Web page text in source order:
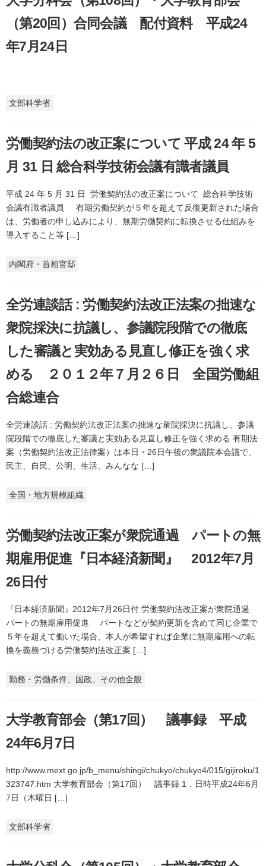
（第20回）合同会議 配付資料 平成24
年7月24日
文部科学省
労働契約法の改正案について 平成 24 年 5
月 31 日 総合科学技術会議有識者議員
平成 24 年 5 月 31 日 労働契約法の改正案について 総合科学技術
会議有識者議員 有期労働契約が５年を超えて反復更新された場合
は、労働者の申し込みにより、無期労働契約に転換させる仕組みを
導入すること等 […]
内閣府・首相官邸
全労連談話 : 労働契約法改正法案の拙速な
衆院採決に抗議し、参議院段階での徹底
した審議と実効ある見直し修正を強く求
める ２０１２年７月２６日 全国労働組
合総連合
全労連談話 : 労働契約法改正法案の拙速な衆院採決に抗議し、参議
院段階での徹底した審議と実効ある見直し修正を強く求める 有期法
案（労働契約法改正法律案）は本日・26日午後の衆議院本会議で、
民主、自民、公明、生活、みんなな […]
全国・地方規模組織
労働契約法改正案が衆院通過 パートの無
期雇用促進『日本経済新聞』 2012年7月
26日付
『日本経済新聞』2012年7月26日付 労働契約法改正案が衆院通過
パートの無期雇用促進 パートなどが契約更新を含めて同じ企業で
５年を超えて働いた場合、本人が希望すれば企業に無期雇用への転
換を義務づける労働契約法改正案 […]
勤務・労働条件、国政、その他全般
大学教育部会（第17回） 議事録 平成
24年6月7日
http://www.mext.go.jp/b_menu/shingi/chukyo/chukyo4/015/gijiroku/1
323747.htm 大学教育部会（第17回） 議事録 1．日時平成24年6月
7日（木曜日 […]
文部科学省